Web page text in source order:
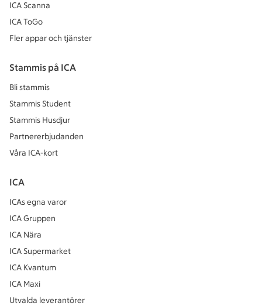
ICA Scanna
ICA ToGo
Fler appar och tjänster
Stammis på ICA
Bli stammis
Stammis Student
Stammis Husdjur
Partnererbjudanden
Våra ICA-kort
ICA
ICAs egna varor
ICA Gruppen
ICA Nära
ICA Supermarket
ICA Kvantum
ICA Maxi
Utvalda leverantörer